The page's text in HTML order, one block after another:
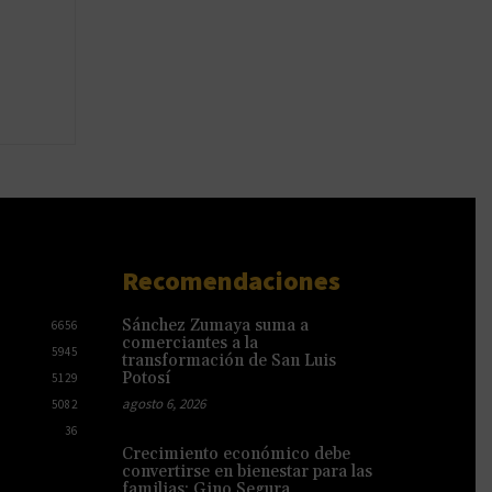
6656
5945
5129
5082
36
Recomendaciones
Sánchez Zumaya suma a
comerciantes a la
transformación de San Luis
Potosí
agosto 6, 2026
Crecimiento económico debe
convertirse en bienestar para las